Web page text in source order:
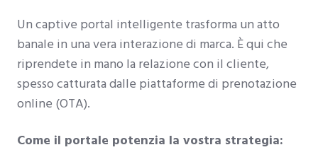
Un captive portal intelligente trasforma un atto
banale in una vera interazione di marca. È qui che
riprendete in mano la relazione con il cliente,
spesso catturata dalle piattaforme di prenotazione
online (OTA).
Come il portale potenzia la vostra strategia: